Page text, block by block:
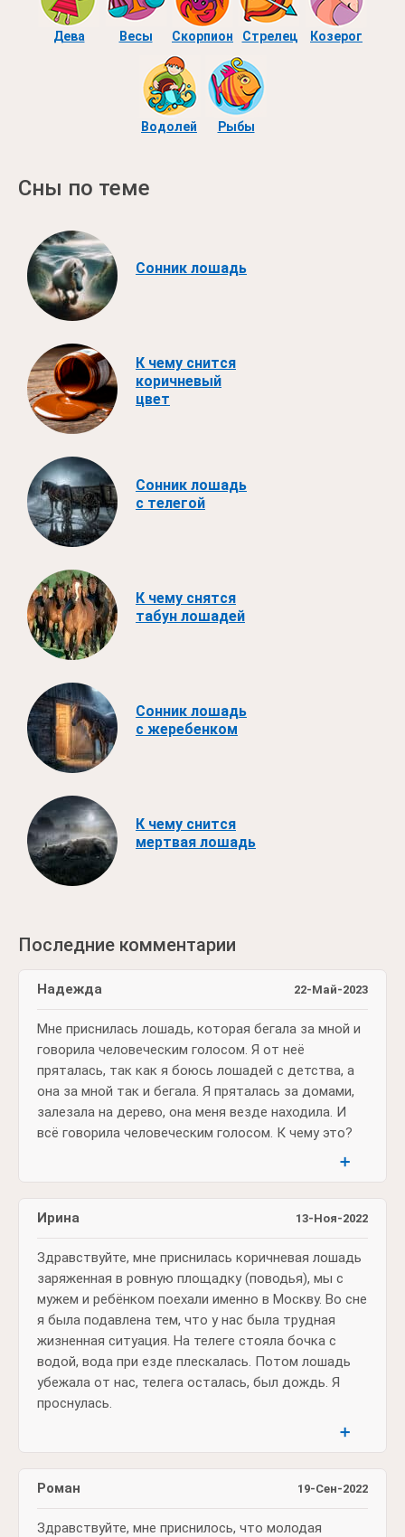
Дева Весы Скорпион Стрелец Козерог
Водолей Рыбы
Сны по теме
Сонник лошадь
К чему снится
коричневый
цвет
Сонник лошадь
с телегой
К чему снятся
табун лошадей
Сонник лошадь
с жеребенком
К чему снится
мертвая лошадь
Последние комментарии
22-Май-2023
Надежда
Мне приснилась лошадь, которая бегала за мной и
говорила человеческим голосом. Я от неё
пряталась, так как я боюсь лошадей с детства, а
она за мной так и бегала. Я пряталась за домами,
залезала на дерево, она меня везде находила. И
всё говорила человеческим голосом. К чему это?
➕
13-Ноя-2022
Ирина
Здравствуйте, мне приснилась коричневая лошадь
заряженная в ровную площадку (поводья), мы с
мужем и ребёнком поехали именно в Москву. Во сне
я была подавлена тем, что у нас была трудная
жизненная ситуация. На телеге стояла бочка с
водой, вода при езде плескалась. Потом лошадь
убежала от нас, телега осталась, был дождь. Я
проснулась.
➕
19-Сен-2022
Роман
Здравствуйте, мне приснилось, что молодая